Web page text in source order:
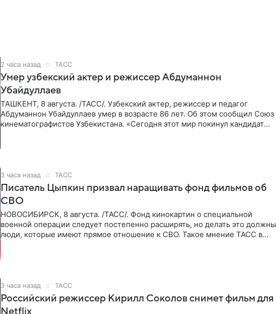
2 часа назад ТАСС
Умер узбекский актер и режиссер Абдуманнон
Убайдуллаев
ТАШКЕНТ, 8 августа. /ТАСС/. Узбекский актер, режиссер и педагог
Абдуманнон Убайдуллаев умер в возрасте 86 лет. Об этом сообщил Союз
кинематографистов Узбекистана. «Сегодня этот мир покинул кандидат
3 часа назад ТАСС
Писатель Цыпкин призвал наращивать фонд фильмов об
СВО
НОВОСИБИРСК, 8 августа. /ТАСС/. Фонд кинокартин о специальной
военной операции следует постепенно расширять, но делать это должны
люди, которые имеют прямое отношение к СВО. Такое мнение ТАСС в
3 часа назад ТАСС
Российский режиссер Кирилл Соколов снимет фильм для
Netflix